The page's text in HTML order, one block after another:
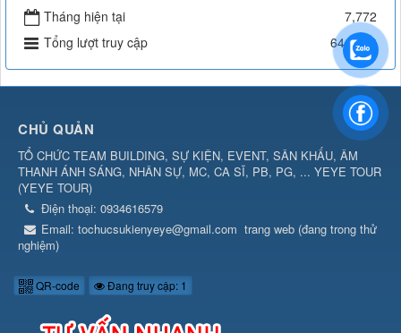
Tháng hiện tại
7,772
Tổng lượt truy cập
644,603
CHỦ QUẢN
TỔ CHỨC TEAM BUILDING, SỰ KIỆN, EVENT, SÂN KHẤU, ÂM
THANH ÁNH SÁNG, NHÂN SỰ, MC, CA SĨ, PB, PG, ... YEYE TOUR
(YEYE TOUR)
Điện thoại: 0934616579
Email: tochucsukienyeye@gmail.com trang web (đang trong thử
nghiệm)
QR-code Đang truy cập: 1